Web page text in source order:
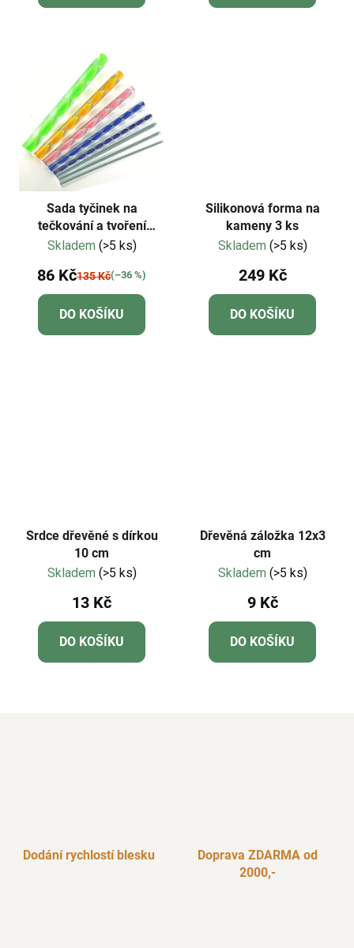
Sada tyčinek na
tečkování a tvoření
mandal 8 kusů
Skladem (>5 ks)
86 Kč135 Kč(–36 %)
DO KOŠÍKU
Silikonová forma na
kameny 3 ks
Skladem (>5 ks)
249 Kč
DO KOŠÍKU
Srdce dřevěné s dírkou
10 cm
Skladem (>5 ks)
13 Kč
DO KOŠÍKU
Dřevěná záložka 12x3
cm
Skladem (>5 ks)
9 Kč
DO KOŠÍKU
Dodání rychlostí blesku
Doprava ZDARMA od
2000,-